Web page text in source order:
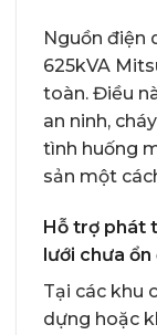
Nguồn điện
625kVA
toàn. Điều
an ninh,
tình huống
sản một
Hỗ trợ phát
lưới chưa ổn
Tại các khu
dựng hoặc